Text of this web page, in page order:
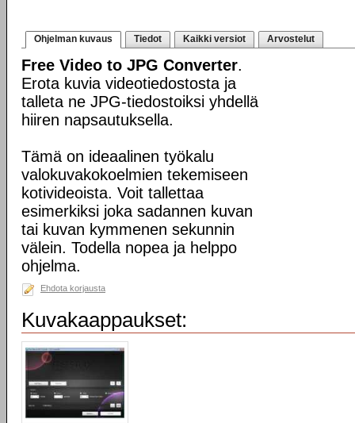
Ohjelman kuvaus Tiedot Kaikki versiot Arvostelut
Free Video to JPG Converter.
Erota kuvia videotiedostosta ja
talleta ne JPG-tiedostoiksi yhdellä
hiiren napsautuksella.
Tämä on ideaalinen työkalu
valokuvakokoelmien tekemiseen
kotivideoista. Voit tallettaa
esimerkiksi joka sadannen kuvan
tai kuvan kymmenen sekunnin
välein. Todella nopea ja helppo
ohjelma.
Ehdota korjausta
Kuvakaappaukset: